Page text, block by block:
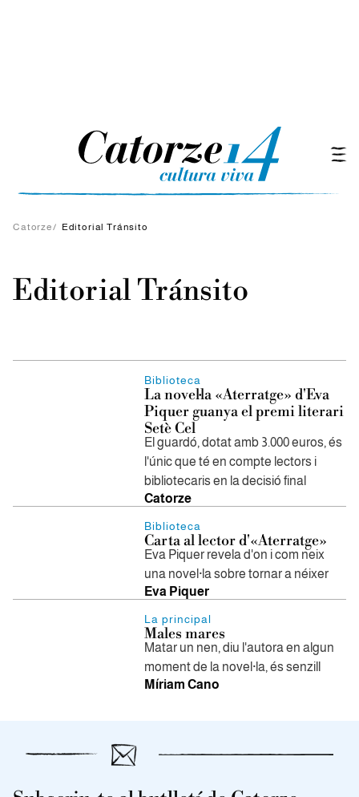
Catorze/ Editorial Tránsito
Editorial Tránsito
Biblioteca
La novel·la «Aterratge» d'Eva
Piquer guanya el premi literari
Setè Cel
El guardó, dotat amb 3.000 euros, és
l'únic que té en compte lectors i
bibliotecaris en la decisió final
Catorze
Biblioteca
Carta al lector d'«Aterratge»
Eva Piquer revela d'on i com neix
una novel·la sobre tornar a néixer
Eva Piquer
La principal
Males mares
Matar un nen, diu l'autora en algun
moment de la novel·la, és senzill
Míriam Cano